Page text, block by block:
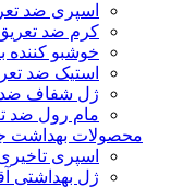
اسپری ضد
کرم ضد
خوشبو کننده
استیک ضد
ژل شفاف ضد
مام رول ضد
محصولات بهداشت
اسپری
ژل بهداشتی